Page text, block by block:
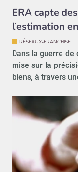
ERA capte
l’estimation
RÉSEAUX-FRANCHISE
Dans la guerre de
mise sur la
biens, à travers